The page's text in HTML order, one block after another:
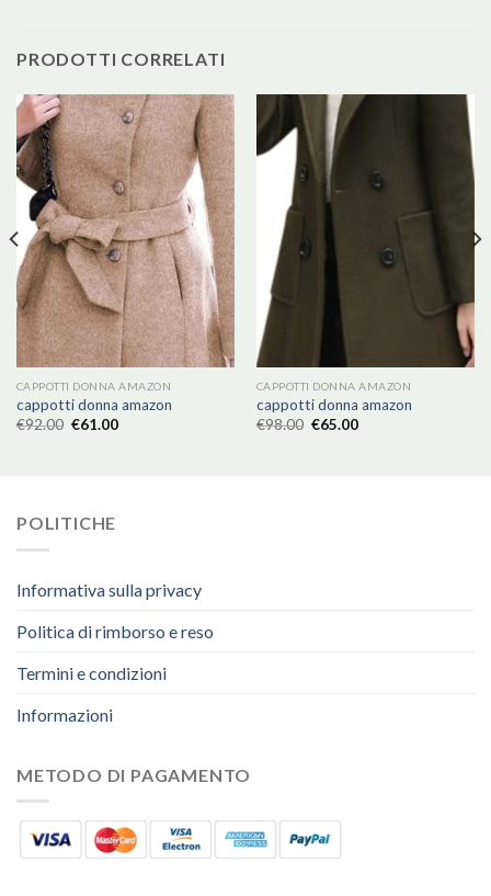
PRODOTTI CORRELATI
CAPPOTTI DONNA AMAZON
cappotti donna amazon
€92.00 €61.00
CAPPOTTI DONNA AMAZON
cappotti donna amazon
€98.00 €65.00
POLITICHE
Informativa sulla privacy
Politica di rimborso e reso
Termini e condizioni
Informazioni
METODO DI PAGAMENTO